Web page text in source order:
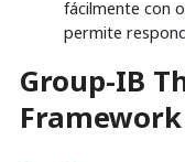
fácilmente con
permite
Group-IB